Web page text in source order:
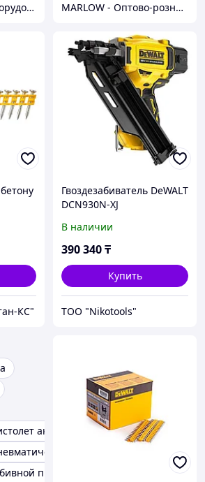
Инструменты и оборудование StellarTrade MARLOW - Оптово-розничный склад.
КС"
Гвоздезабиватель DeWALT
DCN930N-XJ
В наличии
390 340₸
Купить
ТОО "Nikotools"
аккумуляторный 90мм
пистолет yato
пневматический Makita AF601